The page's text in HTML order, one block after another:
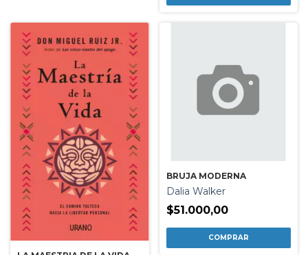
BRUJA MODERNA
Dalia Walker
$51.000,00